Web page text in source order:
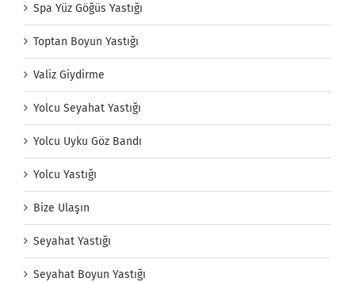
Spa Yüz Göğüs Yastığı
Toptan Boyun Yastığı
Valiz Giydirme
Yolcu Seyahat Yastığı
Yolcu Uyku Göz Bandı
Yolcu Yastığı
Bize Ulaşın
Seyahat Yastığı
Seyahat Boyun Yastığı